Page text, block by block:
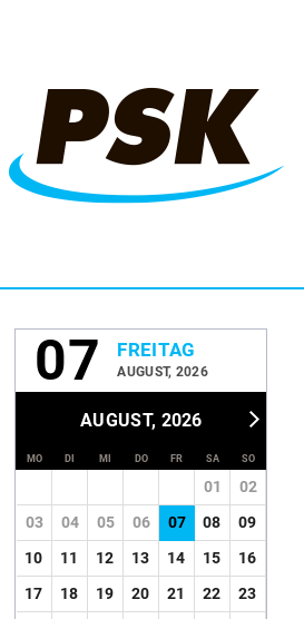
07 FREITAG
AUGUST, 2026
AUGUST, 2026
MO DI MI DO FR SA SO
01
02
03
04 05 06 07 08
09
10
11 12 13 14 15
16
17
18 19 20 21 22
23